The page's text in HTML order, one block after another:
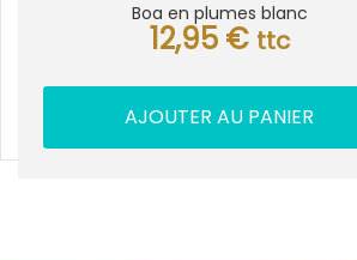
Boa en plumes blanc
12,95 € ttc
AJOUTER AU PANIER